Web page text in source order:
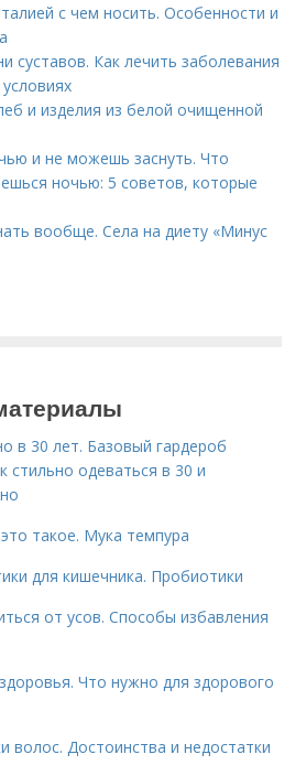
с чем носить. Особенности и
суставов. Как лечить заболевания
и изделия из белой очищенной
и не можешь заснуть. Что
ночью: 5 советов, которые
вообще. Села на диету «Минус
в 30 лет. Базовый гардероб
стильно одеваться в 30 и
такое. Мука темпура
для кишечника. Пробиотики
от усов. Способы избавления
Что нужно для здорового
волос. Достоинства и недостатки